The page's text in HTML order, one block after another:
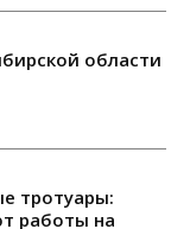
области
тротуары:
работы на